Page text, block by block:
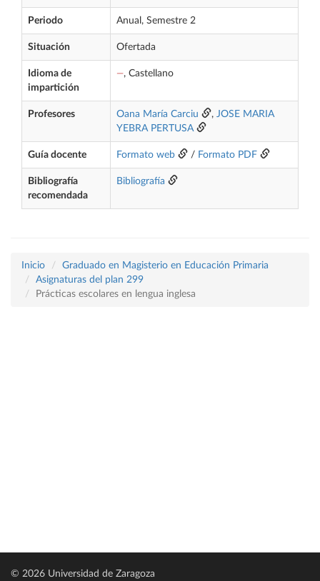
Periodo Anual, Semestre 2
Situación Ofertada
Idioma de
impartición
—, Castellano
Profesores Oana María Carciu , JOSE MARIA
YEBRA PERTUSA
Guía docente Formato web / Formato PDF
Bibliografía
recomendada
Bibliografía
Inicio
Graduado en Magisterio en Educación Primaria
Asignaturas del plan 299
Prácticas escolares en lengua inglesa
© 2026 Universidad de Zaragoza